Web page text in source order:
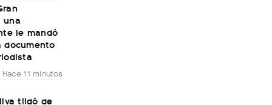
una
le mandó
documento
Hace 11 minutos
tildó de